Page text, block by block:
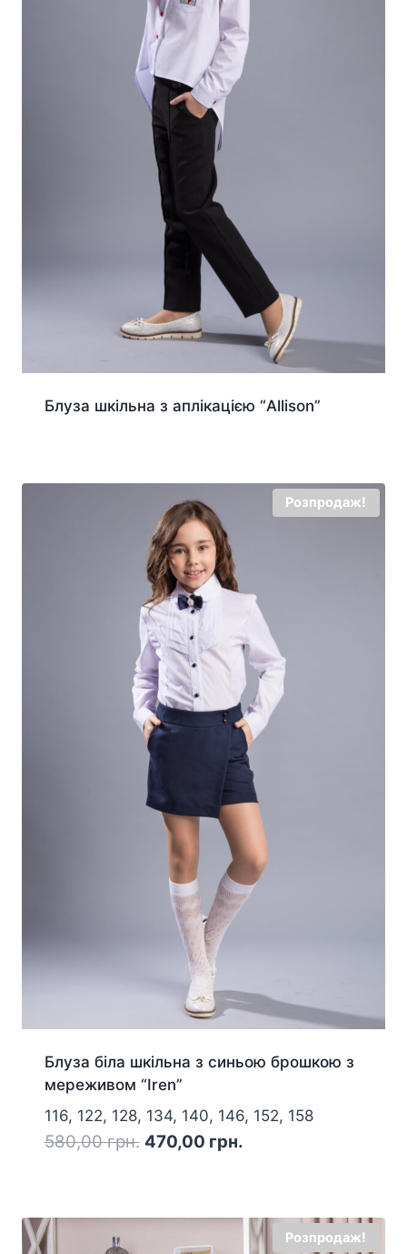
Блуза шкільна з аплікацією “Allison”
Розпродаж!
Блуза біла шкільна з синьою брошкою з
мереживом “Iren”
116, 122, 128, 134, 140, 146, 152, 158
580,00грн. Оригінальна
470,00 грн.Поточна
Розпродаж!